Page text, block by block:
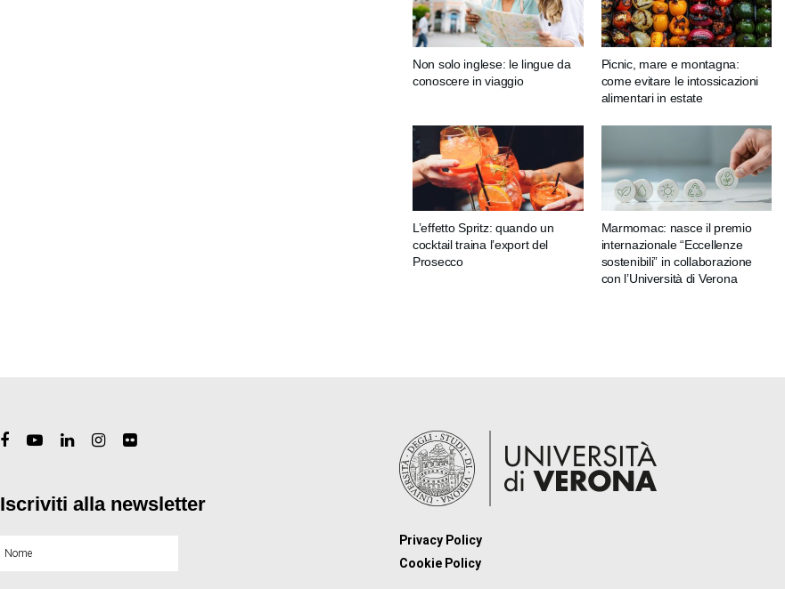
Non solo inglese: le lingue da
conoscere in viaggio
Picnic, mare e montagna:
come evitare le intossicazioni
alimentari in estate
L’effetto Spritz: quando un
cocktail traina l’export del
Prosecco
Marmomac: nasce il premio
internazionale “Eccellenze
sostenibili” in collaborazione
con l’Università di Verona
Iscriviti alla newsletter
Privacy Policy
Cookie Policy